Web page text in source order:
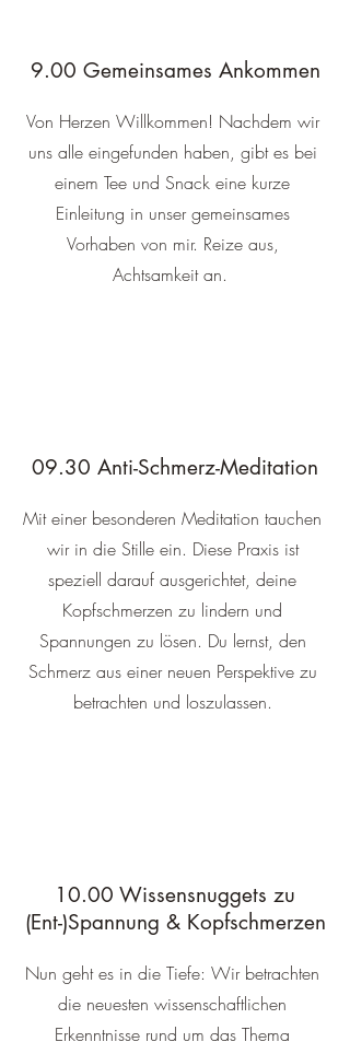
9.00 Gemeinsames Ankommen
Von Herzen Willkommen! Nachdem wir
uns alle eingefunden haben, gibt es bei
einem Tee und Snack eine kurze
Einleitung in unser gemeinsames
Vorhaben von mir. Reize aus,
Achtsamkeit an.
09.30 Anti-Schmerz-Meditation
Mit einer besonderen Meditation tauchen
wir in die Stille ein. Diese Praxis ist
speziell darauf ausgerichtet, deine
Kopfschmerzen zu lindern und
Spannungen zu lösen. Du lernst, den
Schmerz aus einer neuen Perspektive zu
betrachten und loszulassen.
10.00 Wissensnuggets zu
(Ent-)Spannung & Kopfschmerzen
Nun geht es in die Tiefe: Wir betrachten
die neuesten wissenschaftlichen
Erkenntnisse rund um das Thema